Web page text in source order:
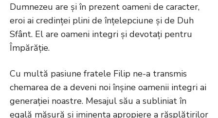
Dumnezeu are și în prezent oameni de caracter,
eroi ai credinței plini de înțelepciune și de Duh
Sfânt. El are oameni integri și devotați pentru
Împărăție.
Cu multă pasiune fratele Filip ne-a transmis
chemarea de a deveni noi înșine oamenii integri ai
generației noastre. Mesajul său a subliniat în
egală măsură și iminenta apropiere a răsplătirilor